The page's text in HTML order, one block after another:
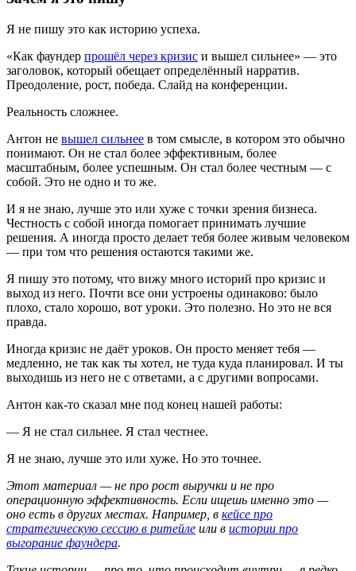
Я не пишу это как историю успеха.
«Как фаундер прошёл через кризис и вышел сильнее» — это
заголовок, который обещает определённый нарратив.
Преодоление, рост, победа. Слайд на конференции.
Реальность сложнее.
Антон не вышел сильнее в том смысле, в котором это обычно
понимают. Он не стал более эффективным, более
масштабным, более успешным. Он стал более честным — с
собой. Это не одно и то же.
И я не знаю, лучше это или хуже с точки зрения бизнеса.
Честность с собой иногда помогает принимать лучшие
решения. А иногда просто делает тебя более живым человеком
— при том что решения остаются такими же.
Я пишу это потому, что вижу много историй про кризис и
выход из него. Почти все они устроены одинаково: было
плохо, стало хорошо, вот уроки. Это полезно. Но это не вся
правда.
Иногда кризис не даёт уроков. Он просто меняет тебя —
медленно, не так как ты хотел, не туда куда планировал. И ты
выходишь из него не с ответами, а с другими вопросами.
Антон как-то сказал мне под конец нашей работы:
— Я не стал сильнее. Я стал честнее.
Я не знаю, лучше это или хуже. Но это точнее.
Этот материал — не про рост выручки и не про
операционную эффективность. Если ищешь именно это —
оно есть в других местах. Например, в кейсе про
стратегическую сессию в ритейле или в истории про
выгорание фаундера.